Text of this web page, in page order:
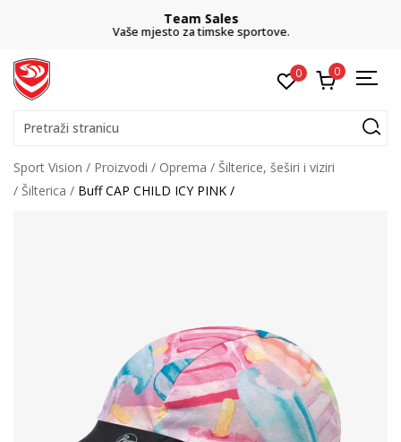
Team Sales
Vaše mjesto za timske sportove.
0 0
Pretraži stranicu
Sport Vision Proizvodi Oprema
Šilterice, šeširi i viziri
Šilterica
Buff CAP CHILD ICY PINK /